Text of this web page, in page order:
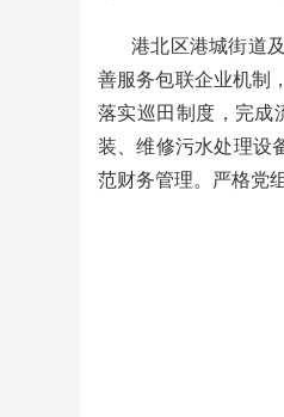
港北区港城街道
善服务包联企业机制
落实巡田制度，完成
装、维修污水处理设
范财务管理。严格党